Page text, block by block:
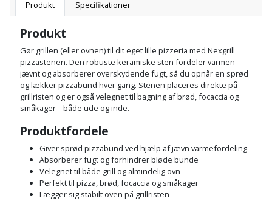
Fugtsikring
Garageport
Gelænder
Gips
Grundmursplader
Hardieplank
brædder
Fugepistol
og
skumpistol
Gevindskærer
Gipsværktøj
Glasløfter
Glasskærer
Hæftepistol
Betonsliber
Bindemaskine
Bits
Bor
Bordrundsav
Bore-
Motorenhed
Motorsav
og
kædesav
Motorsav
og
kædesav
tilbehør
Pælebor
Brænde
Brændeovn
Brandslukker
Brugskunst
Camping
Damprengøring
Dørmåtte
Spartelmasse
til
væg
Tape
Rør
fittings
Stålvask
Ventilation
og
indeklima
Guides
Gaveideer
Aktiviteter
Produkt Specifikationer
Produkt
Gør grillen (eller ovnen) til dit eget lille pizzeria med Nexgrill
pizzastenen. Den robuste keramiske sten fordeler varmen
jævnt og absorberer overskydende fugt, så du opnår en sprød
og lækker pizzabund hver gang. Stenen placeres direkte på
grillristen og er også velegnet til bagning af brød, focaccia og
småkager – både ude og inde.
Produktfordele
Giver sprød pizzabund ved hjælp af jævn varmefordeling
Absorberer fugt og forhindrer bløde bunde
Velegnet til både grill og almindelig ovn
Perfekt til pizza, brød, focaccia og småkager
Lægger sig stabilt oven på grillristen